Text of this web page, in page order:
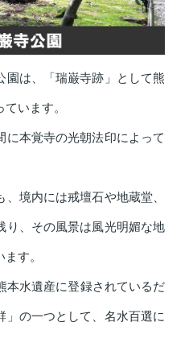
園は、「瑞巌寺跡」として熊
います。
に本覚寺の光朝法印によって
境内には戒壇石や地蔵堂、
り、その風景は風光明媚な地
す。
本水遺産に登録されているだ
」の一つとして、名水百選に